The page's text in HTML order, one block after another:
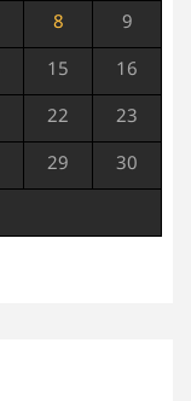
8 9
15 16
22 23
29 30